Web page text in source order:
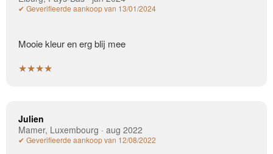
✔ Geverifieerde aankoop van 13/01/2024
Mooie kleur en erg blij mee
★★★★
Julien
Mamer, Luxembourg · aug 2022
✔ Geverifieerde aankoop van 12/08/2022